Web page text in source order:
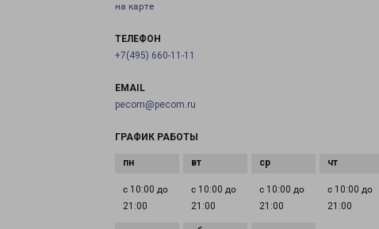
на карте
ТЕЛЕФОН
+7(495) 660-11-11
EMAIL
pecom@pecom.ru
ГРАФИК РАБОТЫ
с 10:00 до
21:00
с 10:00 до
21:00
с 10:00 до
21:00
с 10:00 до
21:00